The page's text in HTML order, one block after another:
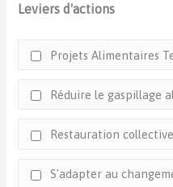
Leviers d'actions
Projets Alimentaires
Réduire le gaspillage
Restauration collective
S'adapter au